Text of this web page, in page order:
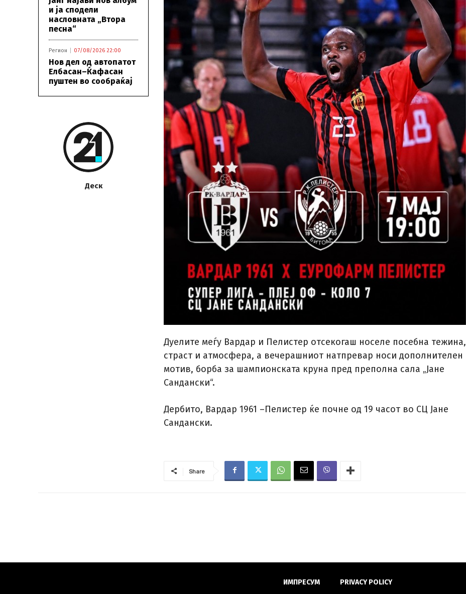
и ја сподели
насловната „Втора
песна“
Регион 07/08/2026 22:00
Нов дел од автопатот
Елбасан–Ќафасан
пуштен во сообраќај
Деск
Дуелите меѓу Вардар и Пелистер отсекогаш носеле посебна тежина,
страст и атмосфера, а вечерашниот натпревар носи дополнителен
мотив, борба за шампионската круна пред преполна сала „Јане
Сандански“.
Дербито, Вардар 1961 –Пелистер ќе почне од 19 часот во СЦ Јане
Сандански.
Share
ИМПРЕСУМ PRIVACY POLICY